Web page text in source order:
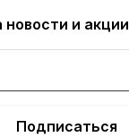
новости и акции
Подписаться